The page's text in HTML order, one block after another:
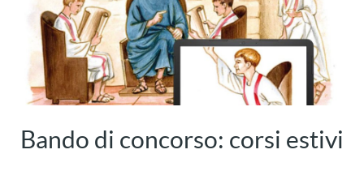
Bando di concorso: corsi estivi